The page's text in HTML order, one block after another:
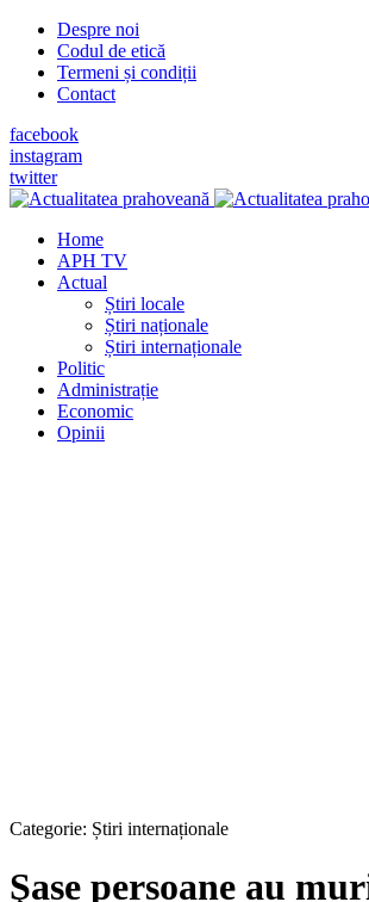
Despre noi
Codul de etică
Termeni și condiții
Contact
facebook
instagram
twitter
Home
APH TV
Actual
Știri locale
Știri naționale
Știri internaționale
Politic
Administrație
Economic
Opinii
Categorie: Știri internaționale
Şase persoane au